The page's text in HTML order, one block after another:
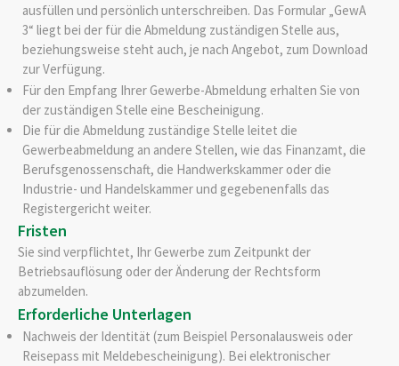
ausfüllen und persönlich unterschreiben. Das Formular „GewA
3“ liegt bei der für die Abmeldung zuständigen Stelle aus,
beziehungsweise steht auch, je nach Angebot, zum Download
zur Verfügung.
Für den Empfang Ihrer Gewerbe-Abmeldung erhalten Sie von
der zuständigen Stelle eine Bescheinigung.
Die für die Abmeldung zuständige Stelle leitet die
Gewerbeabmeldung an andere Stellen, wie das Finanzamt, die
Berufsgenossenschaft, die Handwerkskammer oder die
Industrie- und Handelskammer und gegebenenfalls das
Registergericht weiter.
Fristen
Sie sind verpflichtet, Ihr Gewerbe zum Zeitpunkt der
Betriebsauflösung oder der Änderung der Rechtsform
abzumelden.
Erforderliche Unterlagen
Nachweis der Identität (zum Beispiel Personalausweis oder
Reisepass mit Meldebescheinigung). Bei elektronischer